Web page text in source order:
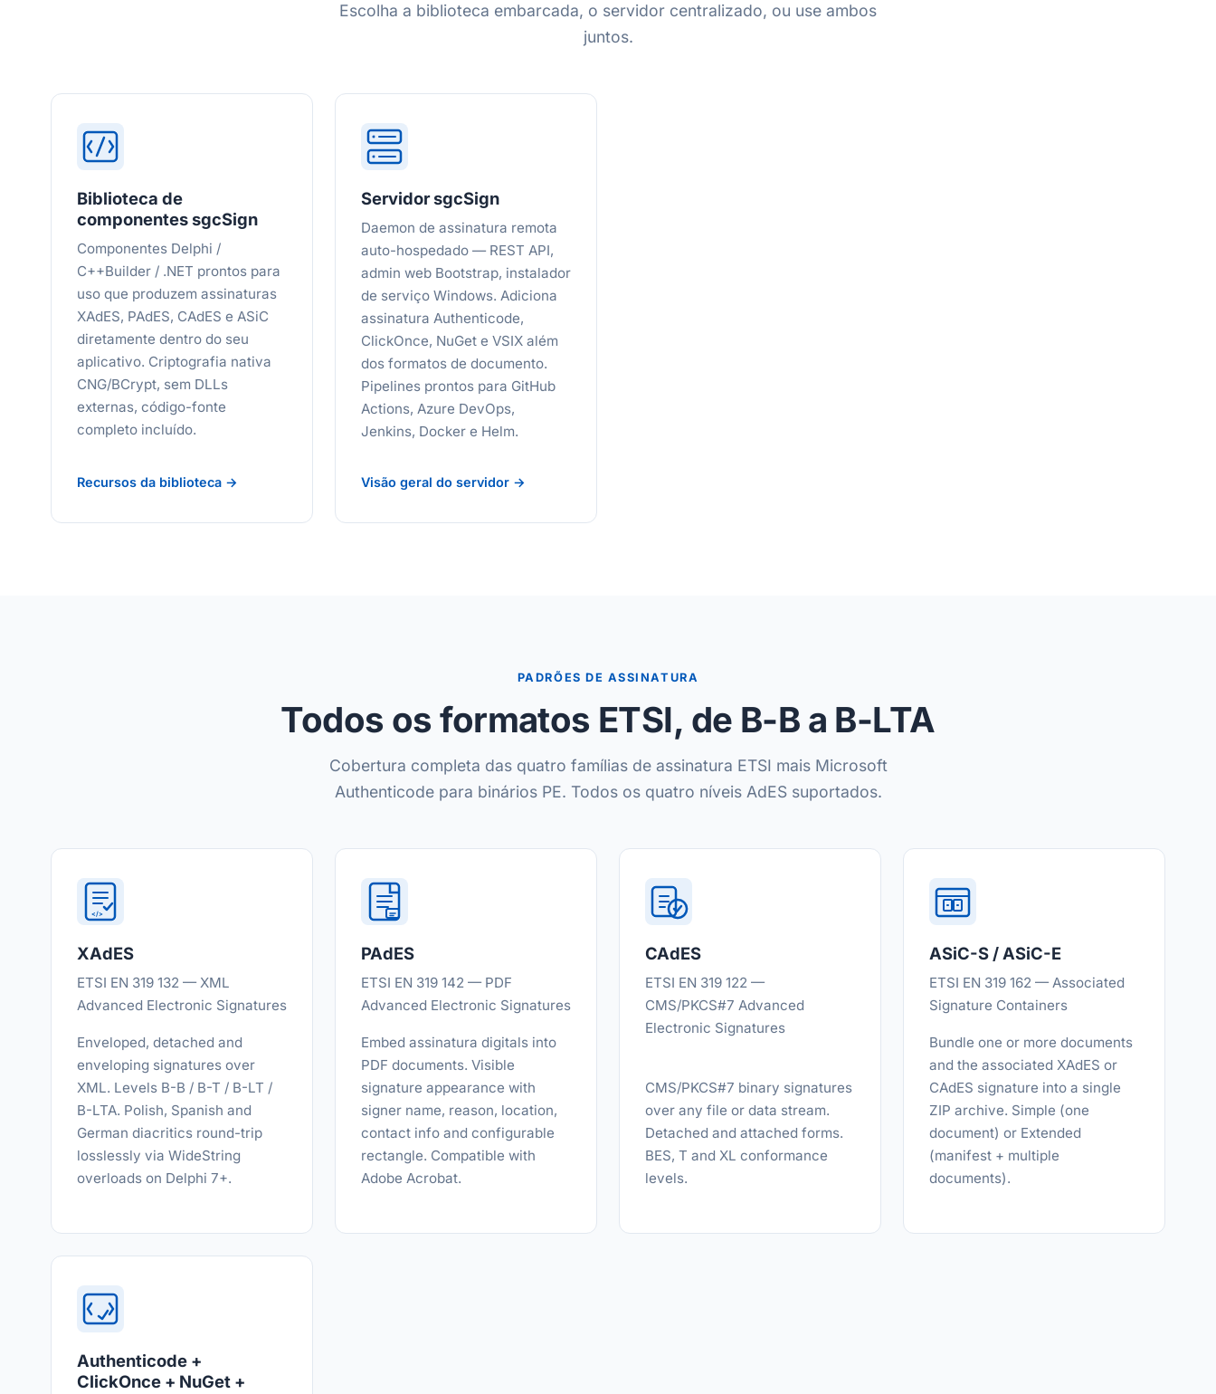
Escolha a biblioteca embarcada, o servidor centralizado, ou use ambos
juntos.
Biblioteca de
componentes sgcSign
Componentes Delphi /
C++Builder / .NET prontos para
uso que produzem assinaturas
XAdES, PAdES, CAdES e ASiC
diretamente dentro do seu
aplicativo. Criptografia nativa
CNG/BCrypt, sem DLLs
externas, código-fonte
completo incluído.
Recursos da biblioteca →
Servidor sgcSign
Daemon de assinatura remota
auto-hospedado — REST API,
admin web Bootstrap, instalador
de serviço Windows. Adiciona
assinatura Authenticode,
ClickOnce, NuGet e VSIX além
dos formatos de documento.
Pipelines prontos para GitHub
Actions, Azure DevOps,
Jenkins, Docker e Helm.
Visão geral do servidor →
PADRÕES DE ASSINATURA
Todos os formatos ETSI, de B-B a B-LTA
Cobertura completa das quatro famílias de assinatura ETSI mais Microsoft
Authenticode para binários PE. Todos os quatro níveis AdES suportados.
</>
XAdES
ETSI EN 319 132 — XML
Advanced Electronic Signatures
Enveloped, detached and
enveloping signatures over
XML. Levels B-B / B-T / B-LT /
B-LTA. Polish, Spanish and
German diacritics round-trip
losslessly via WideString
overloads on Delphi 7+.
PAdES
ETSI EN 319 142 — PDF
Advanced Electronic Signatures
Embed assinatura digitals into
PDF documents. Visible
signature appearance with
signer name, reason, location,
contact info and configurable
rectangle. Compatible with
Adobe Acrobat.
CAdES
ETSI EN 319 122 —
CMS/PKCS#7 Advanced
Electronic Signatures
CMS/PKCS#7 binary signatures
over any file or data stream.
Detached and attached forms.
BES, T and XL conformance
levels.
ASiC-S / ASiC-E
ETSI EN 319 162 — Associated
Signature Containers
Bundle one or more documents
and the associated XAdES or
CAdES signature into a single
ZIP archive. Simple (one
document) or Extended
(manifest + multiple
documents).
Authenticode +
ClickOnce + NuGet +